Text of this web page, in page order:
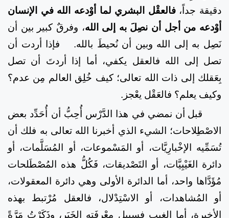
دقيقة جداً،فالعقْل البشري لما أوْدعه الله في الإنسان
أوْدعه من أجل أن نصِلَ به إلى الله، وفرقٌ كبير بين أن
نَصِل به إلى الله وبين أن نُحيطَ بالله.
فإذا أردت أن
تصل إلى الله فالعقل يكفي، أما إذا أردتَ أن تصل
بِعَقلك إلى ذات الله تعالى؛ كيف خُلِق العالم مِن عدم؟
وكيف يعلم؟ فالعَقْل يعْجز.
قبل أن نمضي في هذا الدَّرْس أُحِبُّ أن أُحَدِّد بعض
الاصْطِلاحات؛ الشيء الذي أخبرنا الله تعالى به فلك أن
تُسَمِّيه الإخْبارِيَّات، أو المَسْموعات، أو المُسَلَّمات، أو
دائرة الغَيْبِيَّات، أو التَصْديقات، فَكُلُّ هذه المُصْطَلحات
مُؤَدَّاها واحد، أما الدائرة الأولى وهي دائرة المعقولات،
أو المُشاهدات، أو الاسْتِدْلال، فالعقل مُرْتبط بهذه
الأخيرة، أما الغيب فسبيل معْرِفَتِه الخَبَر، وذَكَرْتُ مَرَّةً